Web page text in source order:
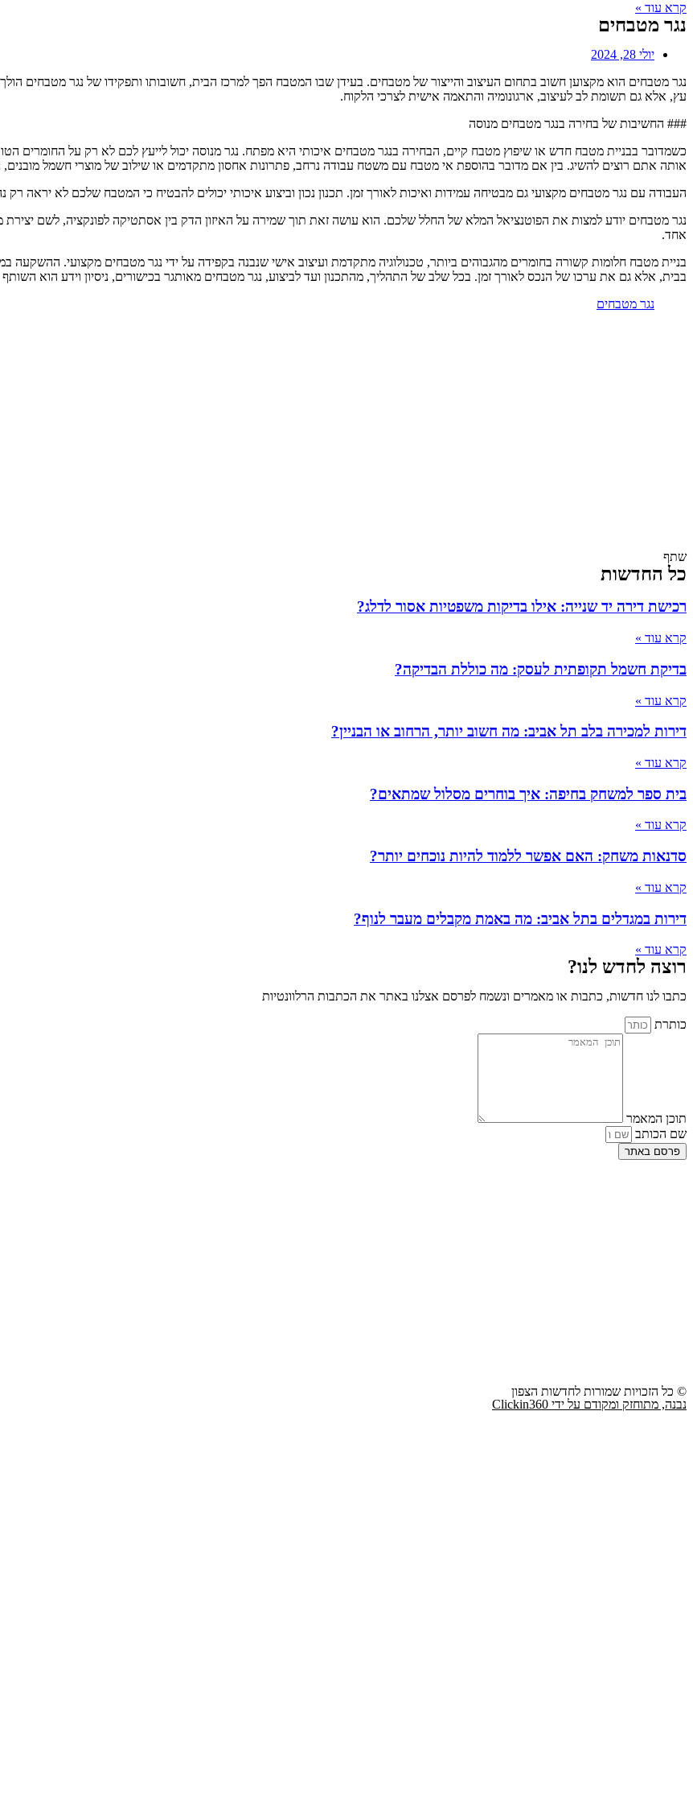
קרא עוד »
נגר מטבחים
יולי 28, 2024
נגר מטבחים הוא מקצוען חשוב בתחום העיצוב והייצור של מטבחים. בעידן שבו המטבח הפך למרכז הבית, חשובותו ותפקידו של נגר מטבחים
עץ, אלא גם תשומת לב לעיצוב, ארגונומיה והתאמה אישית לצרכי הלקוח.
### החשיבות של בחירה בנגר מטבחים מנוסה
כשמדובר בבניית מטבח חדש או שיפוץ מטבח קיים, הבחירה בנגר מטבחים איכותי היא מפתח. נגר מנוסה יכול לייעץ לכם לא רק על החומרים
אותה אתם רוצים להשיג. בין אם מדובר בהוספת אי מטבח עם משטח עבודה נרחב, פתרונות אחסון מתקדמים או שילוב של מוצרי חשמל מובנים,
העבודה עם נגר מטבחים מקצועי גם מבטיחה עמידות ואיכות לאורך זמן. תכנון נכון וביצוע איכותי יכולים להבטיח כי המטבח שלכם לא יראה רק
נגר מטבחים יודע למצות את הפוטנציאל המלא של החלל שלכם. הוא עושה זאת תוך שמירה על האיזון הדק בין אסתטיקה לפונקציה, לשם
אחד.
בניית מטבח חלומות קשורה בחומרים מהגבוהים ביותר, טכנולוגיה מתקדמת ועיצוב אישי שנבנה בקפידה על ידי נגר מטבחים מקצועי.
בבית, אלא גם את ערכו של הנכס לאורך זמן. בכל שלב של התהליך, מהתכנון ועד לביצוע, נגר מטבחים מאותגר בכישורים, ניסיון וידע הוא
נגר מטבחים
שתף
כל החדשות
רכישת דירה יד שנייה: אילו בדיקות משפטיות אסור לדלג?
קרא עוד »
בדיקת חשמל תקופתית לעסק: מה כוללת הבדיקה?
קרא עוד »
דירות למכירה בלב תל אביב: מה חשוב יותר, הרחוב או הבניין?
קרא עוד »
בית ספר למשחק בחיפה: איך בוחרים מסלול שמתאים?
קרא עוד »
סדנאות משחק: האם אפשר ללמוד להיות נוכחים יותר?
קרא עוד »
דירות במגדלים בתל אביב: מה באמת מקבלים מעבר לנוף?
קרא עוד »
רוצה לחדש לנו?
כתבו לנו חדשות, כתבות או מאמרים ונשמח לפרסם אצלנו באתר את הכתבות הרלוונטיות
כותרת
תוכן המאמר
שם הכותב
פרסם באתר
© כל הזכויות שמורות לחדשות הצפון
נבנה, מתוחזק ומקודם על ידי Clickin360